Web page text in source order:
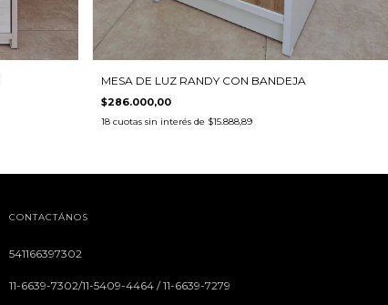
MESA DE LUZ RANDY CON BANDEJA
$286.000,00
18 cuotas sin interés de $15.888,89
CONTACTÁNOS
541166397302
11-6639-7302/11-5409-4464 / 11-6639-7279